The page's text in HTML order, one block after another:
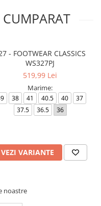
- FOOTWEAR CLASSICS
WS327PJ
519,99 Lei
Marime:
38 41 40.5 40
37
37.5
36.5 36
VEZI VARIANTE
noastre